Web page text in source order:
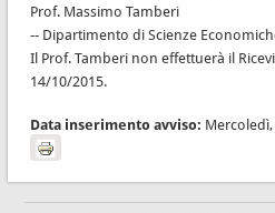
Prof. Massimo Tamberi
-- Dipartimento di Scienze
Il Prof. Tamberi non effettuerà il
14/10/2015.
Data inserimento avviso: